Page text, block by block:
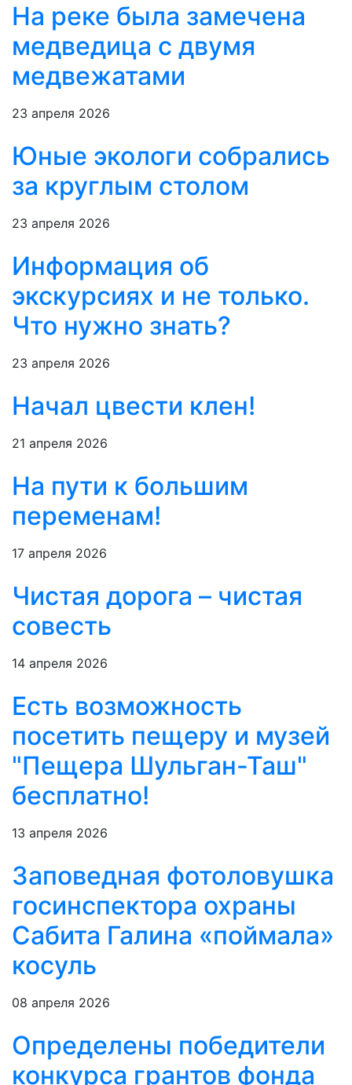
На реке была замечена
медведица с двумя
медвежатами
23 апреля 2026
Юные экологи собрались
за круглым столом
23 апреля 2026
Информация об
экскурсиях и не только.
Что нужно знать?
23 апреля 2026
Начал цвести клен!
21 апреля 2026
На пути к большим
переменам!
17 апреля 2026
Чистая дорога – чистая
совесть
14 апреля 2026
Есть возможность
посетить пещеру и музей
"Пещера Шульган-Таш"
бесплатно!
13 апреля 2026
Заповедная фотоловушка
госинспектора охраны
Сабита Галина «поймала»
косуль
08 апреля 2026
Определены победители
конкурса грантов фонда